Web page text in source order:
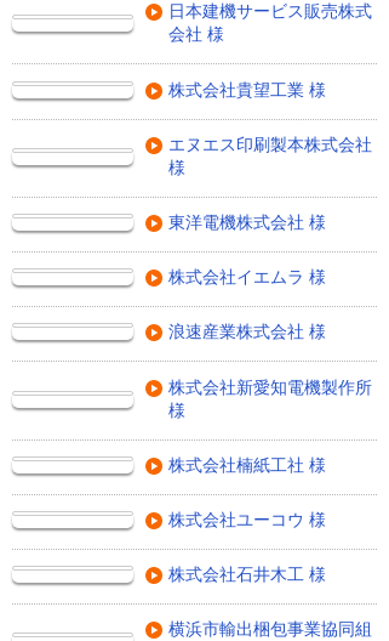
日本建機サービス販売株式
会社 様
株式会社貴望工業 様
エヌエス印刷製本株式会社
様
東洋電機株式会社 様
株式会社イエムラ 様
浪速産業株式会社 様
株式会社新愛知電機製作所
様
株式会社楠紙工社 様
株式会社ユーコウ 様
株式会社石井木工 様
横浜市輸出梱包事業協同組